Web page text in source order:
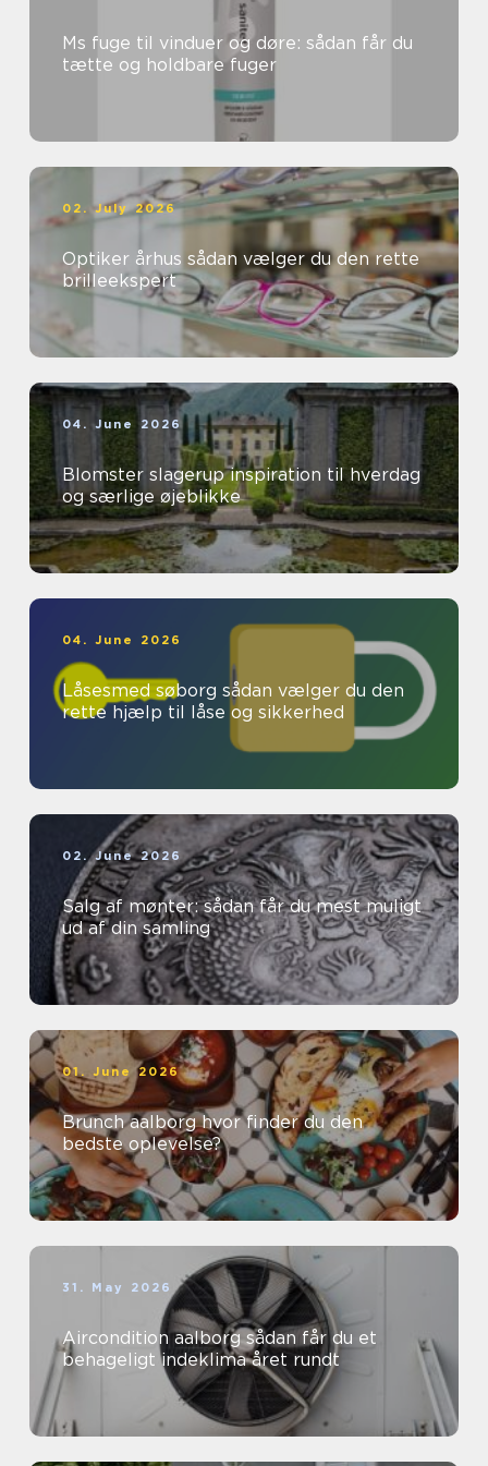
Ms fuge til vinduer og døre: sådan får du
tætte og holdbare fuger
02. July 2026
Optiker århus sådan vælger du den rette
brilleekspert
04. June 2026
Blomster slagerup inspiration til hverdag
og særlige øjeblikke
04. June 2026
Låsesmed søborg sådan vælger du den
rette hjælp til låse og sikkerhed
02. June 2026
Salg af mønter: sådan får du mest muligt
ud af din samling
01. June 2026
Brunch aalborg hvor finder du den
bedste oplevelse?
31. May 2026
Aircondition aalborg sådan får du et
behageligt indeklima året rundt